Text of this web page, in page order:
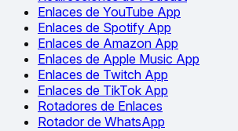
Enlaces de YouTube App
Enlaces de Spotify App
Enlaces de Amazon App
Enlaces de Apple Music App
Enlaces de Twitch App
Enlaces de TikTok App
Rotadores de Enlaces
Rotador de WhatsApp